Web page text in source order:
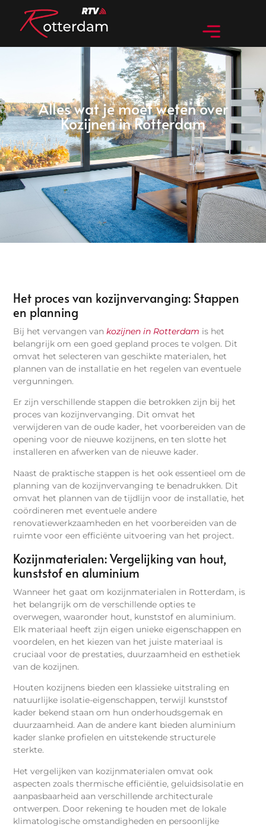
Alles wat je moet weten over
Kozijnen in Rotterdam
Het proces van kozijnvervanging: Stappen
en planning
Bij het vervangen vankozijnen in Rotterdam is het
belangrijk om een goed gepland proces te volgen. Dit
omvat het selecteren van geschikte materialen, het
plannen van de installatie en het regelen van eventuele
vergunningen.
Er zijn verschillende stappen die betrokken zijn bij het
proces van kozijnvervanging. Dit omvat het
verwijderen van de oude kader, het voorbereiden van de
opening voor de nieuwe kozijnens, en ten slotte het
installeren en afwerken van de nieuwe kader.
Naast de praktische stappen is het ook essentieel om de
planning van de kozijnvervanging te benadrukken. Dit
omvat het plannen van de tijdlijn voor de installatie, het
coördineren met eventuele andere
renovatiewerkzaamheden en het voorbereiden van de
ruimte voor een efficiënte uitvoering van het project.
Kozijnmaterialen: Vergelijking van hout,
kunststof en aluminium
Wanneer het gaat om kozijnmaterialen in Rotterdam, is
het belangrijk om de verschillende opties te
overwegen, waaronder hout, kunststof en aluminium.
Elk materiaal heeft zijn eigen unieke eigenschappen en
voordelen, en het kiezen van het juiste materiaal is
cruciaal voor de prestaties, duurzaamheid en esthetiek
van de kozijnen.
Houten kozijnens bieden een klassieke uitstraling en
natuurlijke isolatie-eigenschappen, terwijl kunststof
kader bekend staan om hun onderhoudsgemak en
duurzaamheid. Aan de andere kant bieden aluminium
kader slanke profielen en uitstekende structurele
sterkte.
Het vergelijken van kozijnmaterialen omvat ook
aspecten zoals thermische efficiëntie, geluidsisolatie en
aanpasbaarheid aan verschillende architecturale
ontwerpen. Door rekening te houden met de lokale
klimatologische omstandigheden en persoonlijke